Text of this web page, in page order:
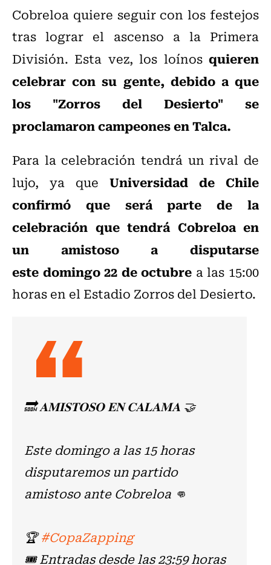
Cobreloa quiere seguir con los festejos
tras lograr el ascenso a la Primera
División. Esta vez, los loínos quieren
celebrar con su gente, debido a que
los "Zorros del Desierto" se
proclamaron campeones en Talca.
Para la celebración tendrá un rival de
lujo, ya que Universidad de Chile
confirmó que será parte de la
celebración que tendrá Cobreloa en
un amistoso a disputarse
este domingo 22 de octubre a las 15:00
horas en el Estadio Zorros del Desierto.
🔜 𝐀𝐌𝐈𝐒𝐓𝐎𝐒𝐎 𝐄𝐍 𝐂𝐀𝐋𝐀𝐌𝐀 🤝
Este domingo a las 15 horas
disputaremos un partido
amistoso ante Cobreloa 👊
🏆#CopaZapping
🎟️ Entradas desde las 23:59 horas